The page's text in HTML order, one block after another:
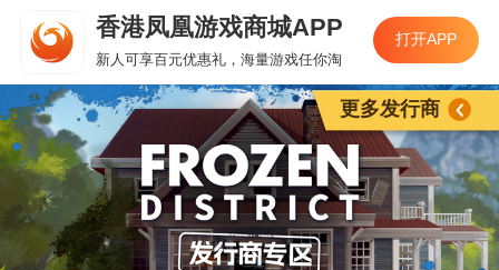
香港凤凰游戏商城APP
新人可享百元优惠礼，海量游戏任你淘
打开APP
更多发行商